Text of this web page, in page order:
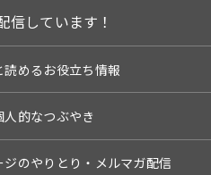
信しています！
読めるお役立ち情報
人的なつぶやき
ジのやりとり・メルマガ配信